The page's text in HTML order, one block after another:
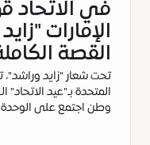
في الاتحاد
الإمارات
القصة
تحت شعار "زايد وراشد"،
وطن اجتمع على الوحدة